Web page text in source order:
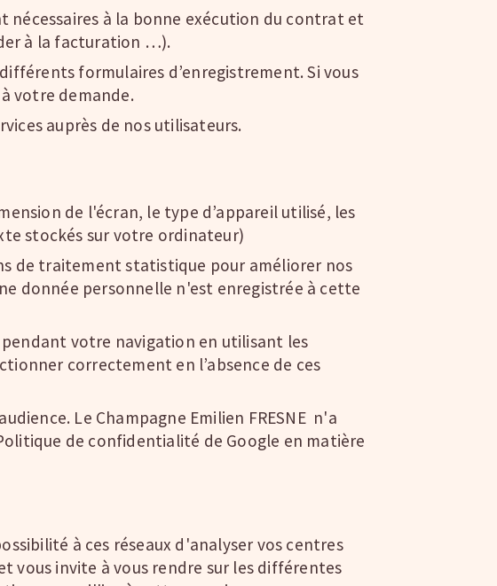
nécessaires à la bonne exécution du contrat et
à la facturation …).
formulaires d’enregistrement. Si vous
votre demande.
auprès de nos utilisateurs.
de l'écran, le type d’appareil utilisé, les
stockés sur votre ordinateur)
de traitement statistique pour améliorer nos
donnée personnelle n'est enregistrée à cette
votre navigation en utilisant les
correctement en l’absence de ces
Le Champagne Emilien FRESNE n'a
de confidentialité de Google en matière
à ces réseaux d'analyser vos centres
vous invite à vous rendre sur les différentes